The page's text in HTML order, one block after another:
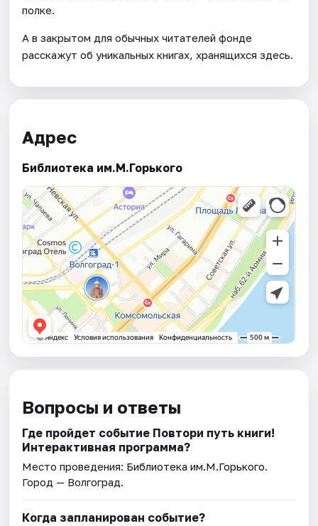
полке.
А в закрытом для обычных читателей фонде
расскажут об уникальных книгах, хранящихся здесь.
Адрес
Библиотека им.М.Горького
Вопросы и ответы
Где пройдет событие Повтори путь книги!
Интерактивная программа?
Место проведения: Библиотека им.М.Горького.
Город — Волгоград.
Когда запланирован событие?